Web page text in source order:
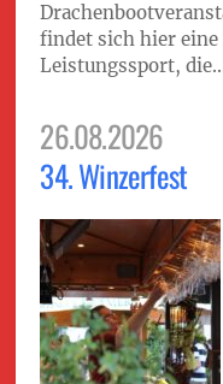
findet sich hier
Leistungssport,
26.08.2026
34. Winzerfest